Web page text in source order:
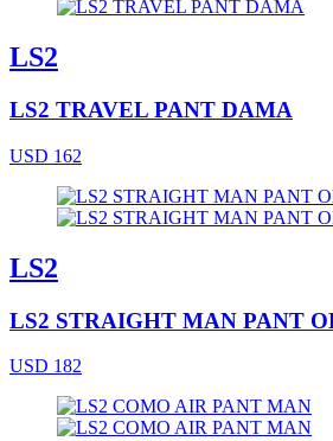
LS2
LS2 TRAVEL PANT DAMA
USD 162
LS2
LS2 STRAIGHT MAN PANT
USD 182